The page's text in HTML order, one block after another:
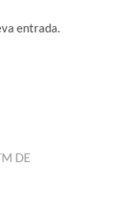
entrada.
DE